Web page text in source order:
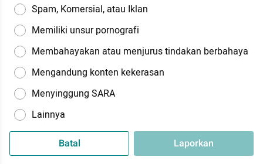
Spam, Komersial, atau Iklan
Memiliki unsur pornografi
Membahayakan atau menjurus tindakan berbahaya
Mengandung konten kekerasan
Menyinggung SARA
Lainnya
Batal Laporkan